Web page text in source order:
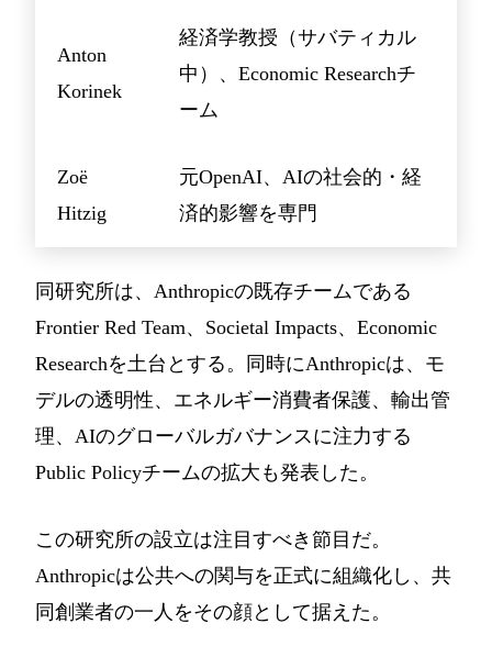
Anton
Korinek
経済学教授（サバティカル
中）、Economic Researchチ
ーム
Zoë
Hitzig
元OpenAI、AIの社会的・経
済的影響を専門
同研究所は、Anthropicの既存チームである
Frontier Red Team、Societal Impacts、Economic
Researchを土台とする。同時にAnthropicは、モ
デルの透明性、エネルギー消費者保護、輸出管
理、AIのグローバルガバナンスに注力する
Public Policyチームの拡大も発表した。
この研究所の設立は注目すべき節目だ。
Anthropicは公共への関与を正式に組織化し、共
同創業者の一人をその顔として据えた。